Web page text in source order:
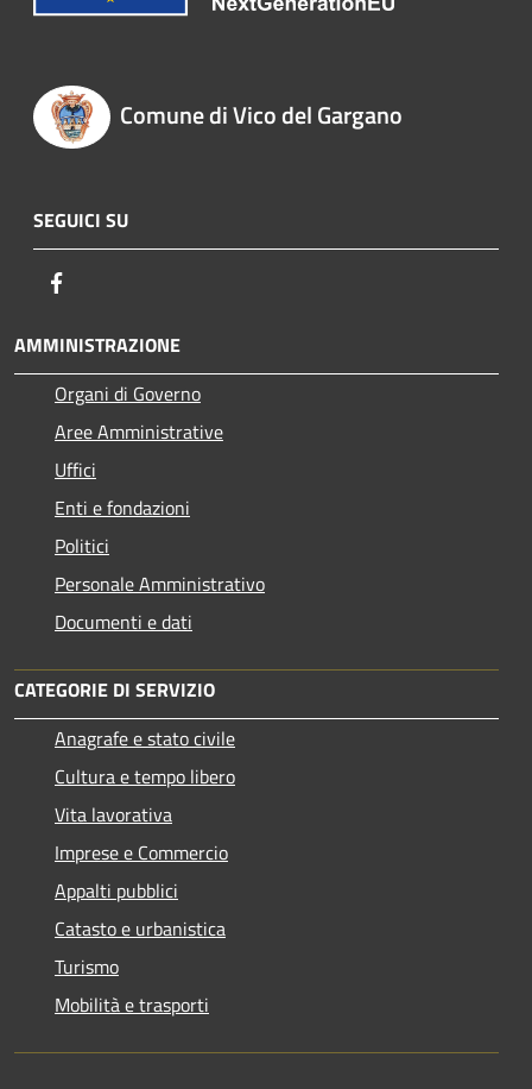
Comune di Vico del Gargano
SEGUICI SU
AMMINISTRAZIONE
Organi di Governo
Aree Amministrative
Uffici
Enti e fondazioni
Politici
Personale Amministrativo
Documenti e dati
CATEGORIE DI SERVIZIO
Anagrafe e stato civile
Cultura e tempo libero
Vita lavorativa
Imprese e Commercio
Appalti pubblici
Catasto e urbanistica
Turismo
Mobilità e trasporti